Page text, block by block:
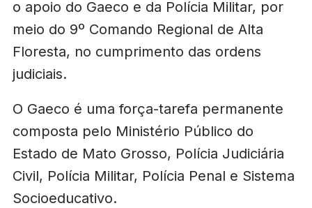
o apoio do Gaeco e da Polícia Militar, por
meio do 9º Comando Regional de Alta
Floresta, no cumprimento das ordens
judiciais.
O Gaeco é uma força-tarefa permanente
composta pelo Ministério Público do
Estado de Mato Grosso, Polícia Judiciária
Civil, Polícia Militar, Polícia Penal e Sistema
Socioeducativo.